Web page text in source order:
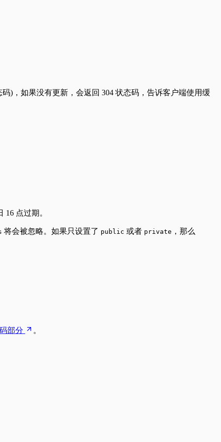
)，如果没有更新，会返回 304 状态码，告诉客户端使用缓
16 点过期。
将会被忽略。如果只设置了 public 或者 private ，那么
部分 。